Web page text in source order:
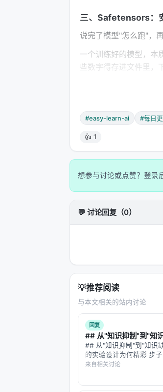
三、Safetensors：
说完了模型"怎么跑"，
一个训练好的模型，
些数字得存进文件里，
会执行 Python 代码。
这听起来像是一个"功
模型文件，加载的时
这就是著名的"Pickle
Safetensors 的解决
除了安全，Safetensors
传统的格式加载时，需
张量叫什么名字、什
需要遍历整个文件——
Safetensors 长什么
#easy-learn-ai #每日
👍 1
想参与讨论或点赞？登录
💬 讨论回复（0）
💡推荐阅读
与本文相关的站内讨论
回复
## 从"知识抑制"到"知
## 从"知识抑制"到"知识
的实验设计为何精彩 步
心发现讲透了——模型不
来自相关讨论